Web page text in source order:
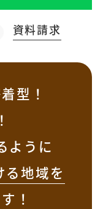
資料請求
型！
ように
地域を
！